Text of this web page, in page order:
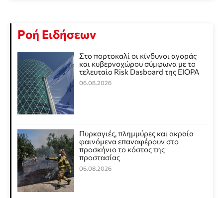
Ροή Ειδήσεων
Στο πορτοκαλί οι κίνδυνοι αγοράς
και κυβερνοχώρου σύμφωνα με το
τελευταίο Risk Dasboard της EIOPA
06.08.2026
Πυρκαγιές, πλημμύρες και ακραία
φαινόμενα επαναφέρουν στο
προσκήνιο το κόστος της
προστασίας
06.08.2026